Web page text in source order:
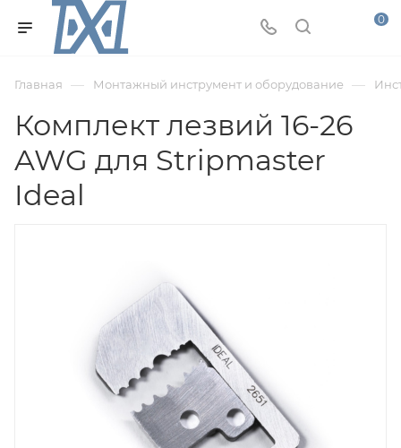
0
Главная — Монтажный инструмент и оборудование —
Комплект лезвий 16-26
AWG для Stripmaster
Ideal